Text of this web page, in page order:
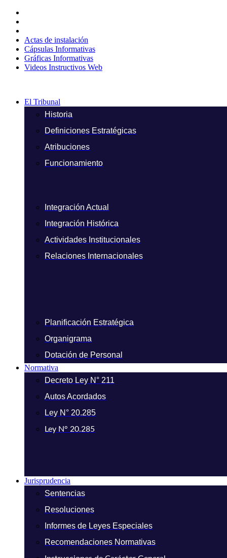
contenido
Actas de instalación
Cápsulas Informativas
Gráficas Informativas
Videos Instructivos Web
El Tribunal
Historia
Definiciones Estratégicas
Atribuciones
Funcionamiento
Integración Actual
Integración Histórica
Actividades Institucionales
Relaciones Internacionales
Planificación Estratégica
Organigrama
Dotación de Personal
Normativa
Decreto Ley N° 211
Autos Acordados
Ley N° 20.285
Ley N° 20.285
Jurisprudencia
Sentencias
Resoluciones
Informes de Leyes Especiales
Recomendaciones Normativas